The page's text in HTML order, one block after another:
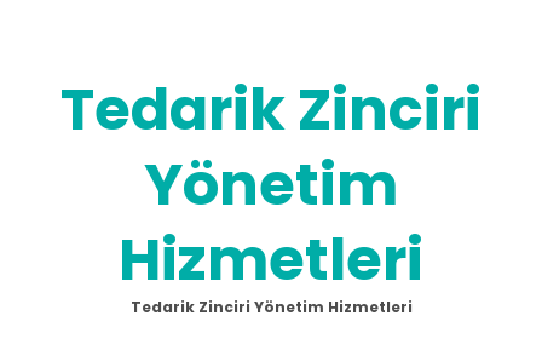
Tedarik Zinciri
Yönetim
Hizmetleri
Tedarik Zinciri Yönetim Hizmetleri